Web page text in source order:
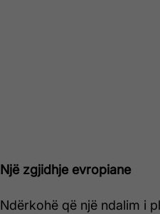
Një zgjidhje evropiane
Ndërkohë që një ndalim i